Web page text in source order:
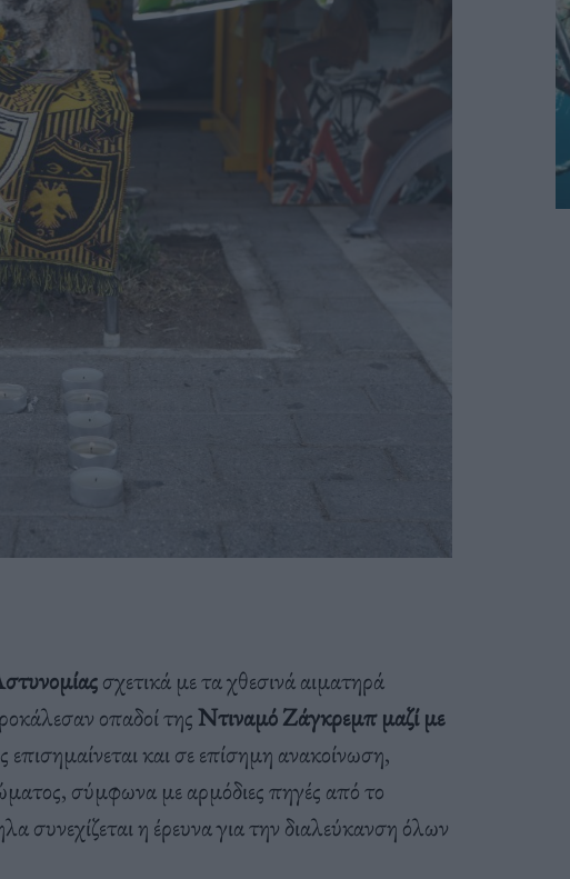
σχετικά με τα χθεσινά αιματηρά
οπαδοί τηςΝτιναμό Ζάγκρεμπ μαζί με
επισημαίνεται και σε επίσημη ανακοίνωση,
σύμφωνα με αρμόδιες πηγές από το
η έρευνα για την διαλεύκανση όλων